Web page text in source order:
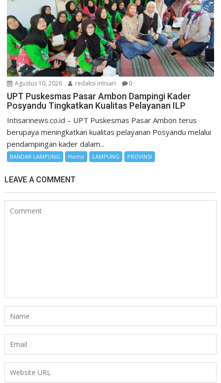
Agustus 10, 2026 redaksi intisari 0
UPT Puskesmas Pasar Ambon Dampingi Kader
Posyandu Tingkatkan Kualitas Pelayanan ILP
Intisarinews.co.id – UPT Puskesmas Pasar Ambon terus
berupaya meningkatkan kualitas pelayanan Posyandu melalui
pendampingan kader dalam...
BANDAR LAMPUNG Home LAMPUNG PROVINSI
LEAVE A COMMENT